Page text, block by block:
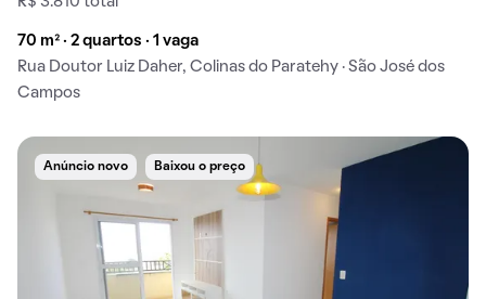
70 m² · 2 quartos · 1 vaga
Rua Doutor Luiz Daher, Colinas do Paratehy · São José dos
Campos
Anúncio novo Baixou o preço